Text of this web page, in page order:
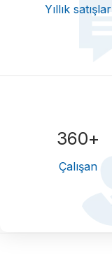
Yıllık satışlar
360+
Çalışan